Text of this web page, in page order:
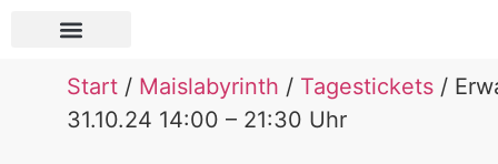
Start / Maislabyrinth / Tagestickets /
31.10.24 14:00 – 21:30 Uhr